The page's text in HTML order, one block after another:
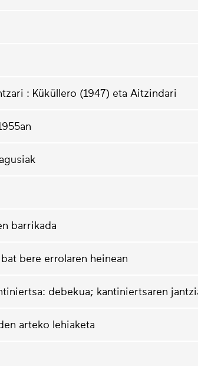
: Küküllero (1947) eta Aitzindari
barrikada
bere errolaren heinean
debekua; kantiniertsaren
arteko lehiaketa